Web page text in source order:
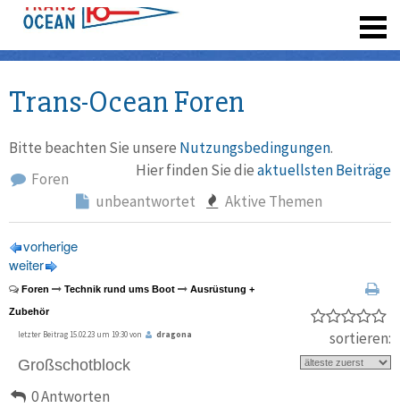
Trans-Ocean Foren
Bitte beachten Sie unsere Nutzungsbedingungen.
Hier finden Sie dieaktuellsten Beiträge
Foren
unbeantwortet
Aktive Themen
vorherige
weiter
Foren Technik rund ums Boot Ausrüstung +
Zubehör
letzter Beitrag 15.02.23 um 19:30 von dragona
Großschotblock
0 Antworten
sortieren: